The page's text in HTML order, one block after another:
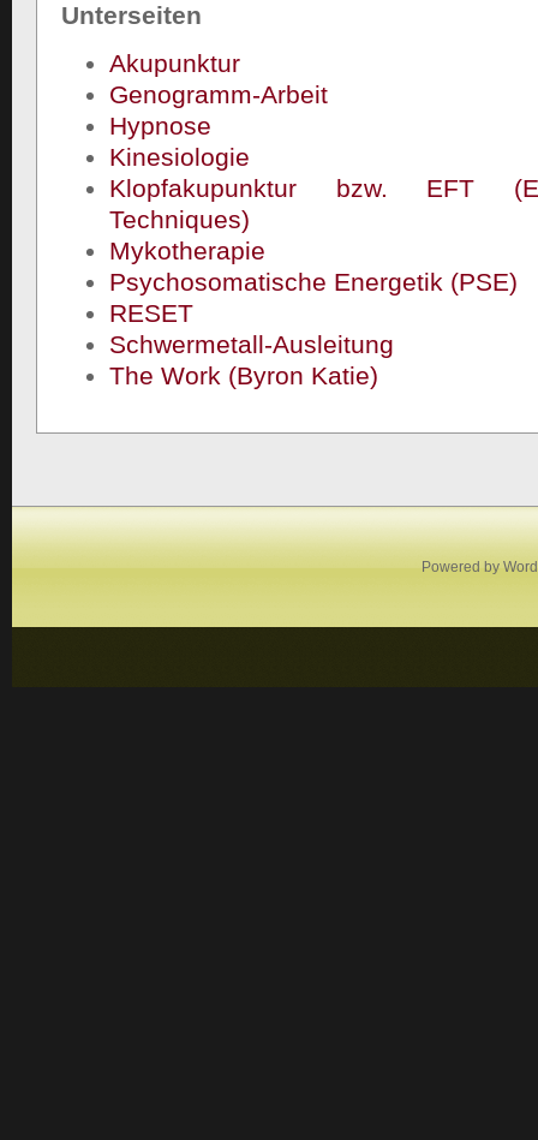
Unterseiten
Akupunktur
Genogramm-Arbeit
Hypnose
Kinesiologie
Klopfakupunktur bzw. EFT
Techniques)
Mykotherapie
Psychosomatische Energetik (PSE)
RESET
Schwermetall-Ausleitung
The Work (Byron Katie)
Powered by